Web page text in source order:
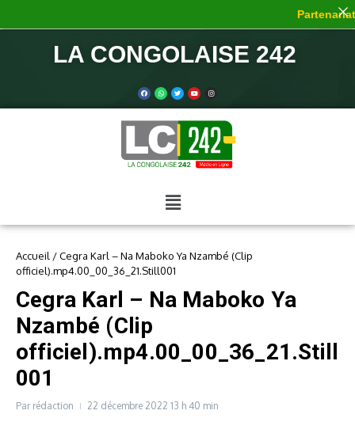
LA CONGOLAISE 242
Accueil /Cegra Karl – Na Maboko Ya Nzambé (Clip
officiel).mp4.00_00_36_21.Still001
Cegra Karl – Na Maboko Ya
Nzambé (Clip
officiel).mp4.00_00_36_21.Still
001
Par rédaction 22 décembre 2022 13 h 40 min
Partenariat